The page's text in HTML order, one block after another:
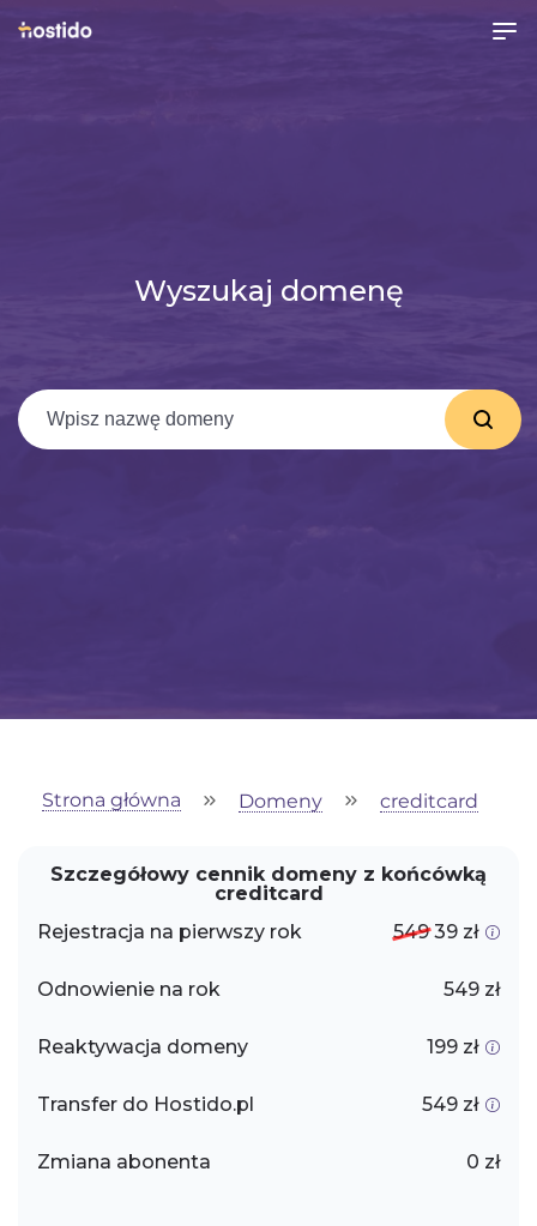
Wyszukaj domenę
Strona główna Domeny creditcard
Szczegółowy cennik domeny z końcówką
creditcard
Rejestracja na pierwszy rok
54939 zł
Odnowienie na rok 549 zł
Reaktywacja domeny 199 zł
Transfer do Hostido.pl 549 zł
Zmiana abonenta 0 zł